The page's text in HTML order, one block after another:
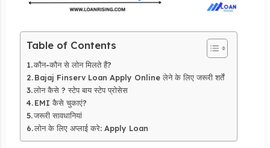
Table of Contents
कौन-कौन से लोन मिलते हैं?
Bajaj Finserv Loan Apply Online लेने के लिए जरूरी शर्तें
लोन कैसे ? स्टेप बाय स्टेप प्रोसेस
EMI कैसे चुकाएं?
जरूरी सावधानियां
लोन के लिए अप्लाई करे: Apply Loan